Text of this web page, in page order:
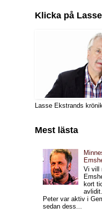
Klicka på
Lasse Ekstrands
Mest lästa
Vi vill
kort
Peter var aktiv i
sedan dess...